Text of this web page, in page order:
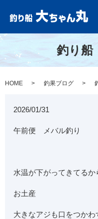
釣り
HOME 釣果ブログ
2026/01/31
午前便 メバル釣り
水温が下がってきてるか
お土産
大きなアジも口をつかわ